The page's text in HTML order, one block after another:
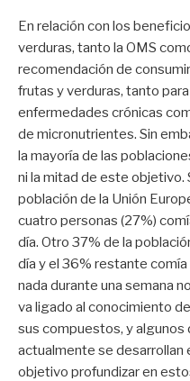
En relación con los
verduras, tanto la OMS
recomendación de
frutas y verduras, tanto
enfermedades crónicas
de micronutrientes. Sin
la mayoría de las
ni la mitad de este objetivo.
población de la Unión
cuatro personas (27%)
día. Otro 37% de la
día y el 36% restante
nada durante una semana
va ligado al conocimiento
sus compuestos, y
actualmente se desarrollan
objetivo profundizar en